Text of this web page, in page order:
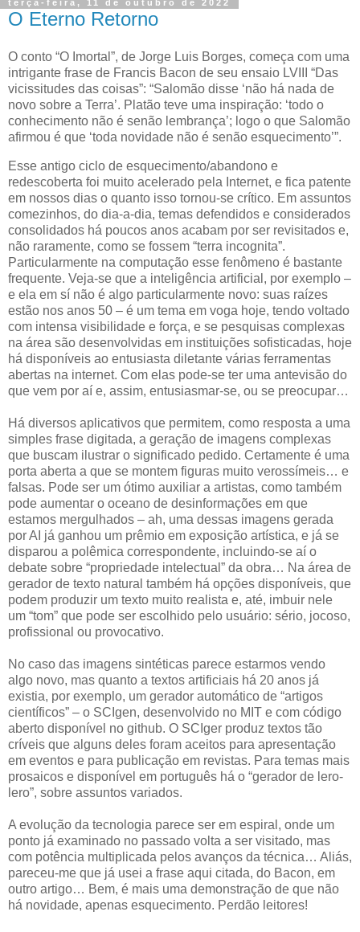
terça-feira, 11 de outubro de 2022
O Eterno Retorno
O conto “O Imortal”, de Jorge Luis Borges, começa com uma
intrigante frase de Francis Bacon de seu ensaio LVIII “Das
vicissitudes das coisas”: “Salomão disse ‘não há nada de
novo sobre a Terra’. Platão teve uma inspiração: ‘todo o
conhecimento não é senão lembrança’; logo o que Salomão
afirmou é que ‘toda novidade não é senão esquecimento’”.
Esse antigo ciclo de esquecimento/abandono e
redescoberta foi muito acelerado pela Internet, e fica patente
em nossos dias o quanto isso tornou-se crítico. Em assuntos
comezinhos, do dia-a-dia, temas defendidos e considerados
consolidados há poucos anos acabam por ser revisitados e,
não raramente, como se fossem “terra incognita”.
Particularmente na computação esse fenômeno é bastante
frequente. Veja-se que a inteligência artificial, por exemplo –
e ela em sí não é algo particularmente novo: suas raízes
estão nos anos 50 – é um tema em voga hoje, tendo voltado
com intensa visibilidade e força, e se pesquisas complexas
na área são desenvolvidas em instituições sofisticadas, hoje
há disponíveis ao entusiasta diletante várias ferramentas
abertas na internet. Com elas pode-se ter uma antevisão do
que vem por aí e, assim, entusiasmar-se, ou se preocupar…
Há diversos aplicativos que permitem, como resposta a uma
simples frase digitada, a geração de imagens complexas
que buscam ilustrar o significado pedido. Certamente é uma
porta aberta a que se montem figuras muito verossímeis… e
falsas. Pode ser um ótimo auxiliar a artistas, como também
pode aumentar o oceano de desinformações em que
estamos mergulhados – ah, uma dessas imagens gerada
por AI já ganhou um prêmio em exposição artística, e já se
disparou a polêmica correspondente, incluindo-se aí o
debate sobre “propriedade intelectual” da obra… Na área de
gerador de texto natural também há opções disponíveis, que
podem produzir um texto muito realista e, até, imbuir nele
um “tom” que pode ser escolhido pelo usuário: sério, jocoso,
profissional ou provocativo.
No caso das imagens sintéticas parece estarmos vendo
algo novo, mas quanto a textos artificiais há 20 anos já
existia, por exemplo, um gerador automático de “artigos
científicos” – o SCIgen, desenvolvido no MIT e com código
aberto disponível no github. O SCIger produz textos tão
críveis que alguns deles foram aceitos para apresentação
em eventos e para publicação em revistas. Para temas mais
prosaicos e disponível em português há o “gerador de lero-
lero”, sobre assuntos variados.
A evolução da tecnologia parece ser em espiral, onde um
ponto já examinado no passado volta a ser visitado, mas
com potência multiplicada pelos avanços da técnica… Aliás,
pareceu-me que já usei a frase aqui citada, do Bacon, em
outro artigo… Bem, é mais uma demonstração de que não
há novidade, apenas esquecimento. Perdão leitores!